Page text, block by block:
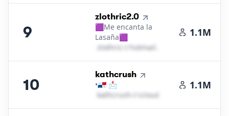
9
9.
zlothric2.0
🟪Me encanta la
Lasaña🟪
z​l​o​t​h​r​i​c​
hotmail․cοm
1.1M
10
10.
kathcrush
•🇵🇦 📩
k​a​t​h​c​r​u​s​h​
icloud․cοm
1.1M